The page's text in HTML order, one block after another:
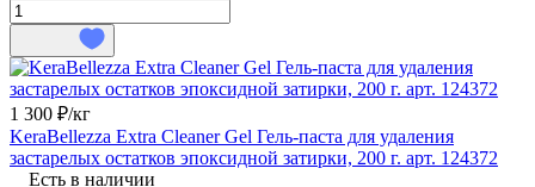
1 300 ₽/кг
KeraBellezza Extra Cleaner Gel Гель-паста для удаления
застарелых остатков эпоксидной затирки, 200 г. арт. 124372
Есть в наличии